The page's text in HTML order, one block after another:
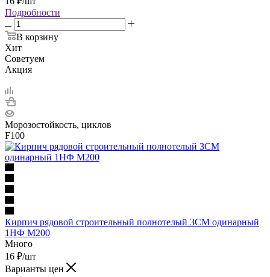
Подробности
В корзину
Хит
Советуем
Акция
Морозостойкость, циклов
F100
Кирпич рядовой строительный полнотелый ЗСМ одинарный
1НФ М200
Много
16 ₽/шт
Варианты цен